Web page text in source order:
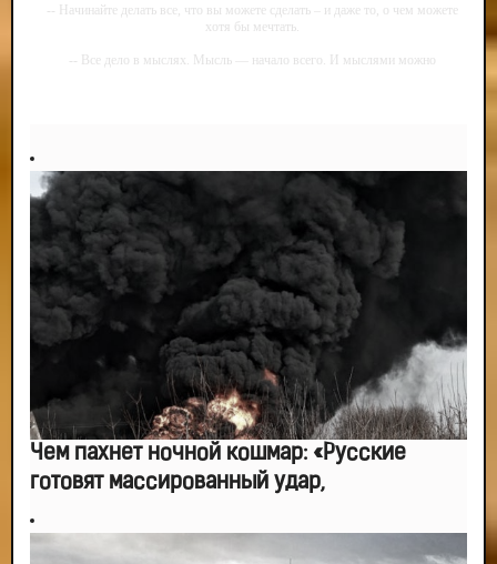
-- Начинайте делать все, что вы можете сделать – и даже то, о чем можете
хотя бы мечтать.
-- Все дело в мыслях. Мысль — начало всего. И мыслями можно
-- Самое большое богатство — это ум. Самая большая нищета — глупость.
Из всех страхов самый пугающий — самолюбование.
-- Лучшее, что можно сделать с хорошим советом, это пропустить его
мимо ушей. Он никогда не бывает полезен никому, кроме того, кто его дал.
-- Люблю давать советы и очень не люблю, когда их дают мне.
Чем пахнет ночной кошмар: «Русские
готовят массированный удар,